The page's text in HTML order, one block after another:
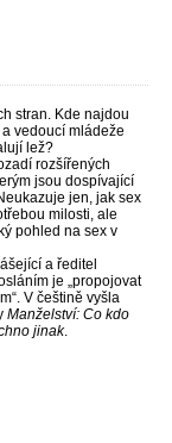
stran. Kde najdou
vedoucí mládeže
lež?
rozšířených
jsou dospívající
jen, jak sex
milosti, ale
pohled na sex v
a ředitel
je „propojovat
V češtině vyšla
Manželství: Co kdo
jinak.